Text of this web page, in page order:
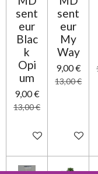
sent
eur
Blac
k
Opi
um
9,00 €
13,00 €
Ajouter au panier
sent
eur
My
Way
9,00 €
13,00 €
Ajouter